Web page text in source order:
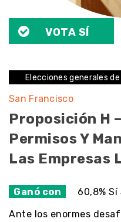
VOTA SÍ
Elecciones generales
San Francisco
Proposición H
Permisos Y
Las Empresas
Ganó con 60,8% Sí
Ante los enormes